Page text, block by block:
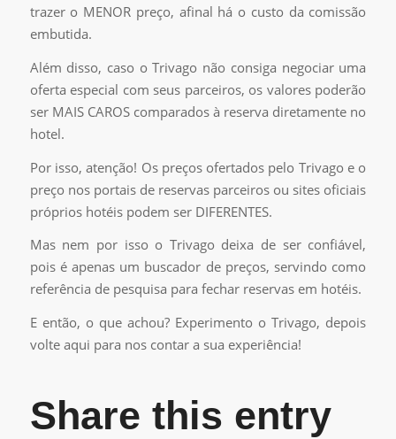
trazer o MENOR preço, afinal há o custo da comissão
embutida.
Além disso, caso o Trivago não consiga negociar uma
oferta especial com seus parceiros, os valores poderão
ser MAIS CAROS comparados à reserva diretamente no
hotel.
Por isso, atenção! Os preços ofertados pelo Trivago e o
preço nos portais de reservas parceiros ou sites oficiais
próprios hotéis podem ser DIFERENTES.
Mas nem por isso o Trivago deixa de ser confiável,
pois é apenas um buscador de preços, servindo como
referência de pesquisa para fechar reservas em hotéis.
E então, o que achou? Experimento o Trivago, depois
volte aqui para nos contar a sua experiência!
Share this entry